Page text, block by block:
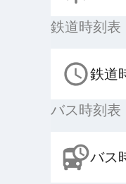
鉄道時刻表
鉄道
バス時刻表
バス